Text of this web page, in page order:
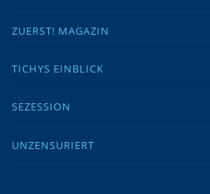
ZUERST! MAGAZIN
TICHYS EINBLICK
SEZESSION
UNZENSURIERT